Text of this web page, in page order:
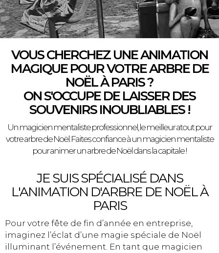
VOUS CHERCHEZ UNE ANIMATION
MAGIQUE POUR VOTRE ARBRE DE
NOËL À PARIS ?
ON S'OCCUPE DE LAISSER DES
SOUVENIRS INOUBLIABLES !
Un magicien mentaliste professionnel, le meilleur atout pour
votre arbre de Noël. Faites confiance à un magicien mentaliste
pour animer un arbre de Noël dans la capitale !
JE SUIS SPÉCIALISÉ DANS
L'ANIMATION D'ARBRE DE NOËL À
PARIS
Pour votre fête de fin d’année en entreprise,
imaginez l’éclat d’une magie spéciale de Noël
illuminant l’événement. En tant que magicien